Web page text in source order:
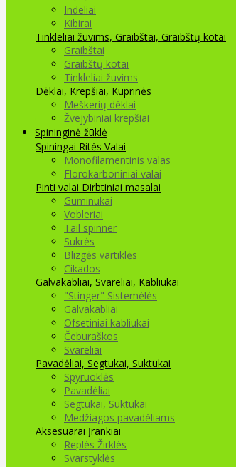
Indeliai
Kibirai
Tinkleliai žuvims, Graibštai, Graibštų kotai
Graibštai
Graibštų kotai
Tinkleliai žuvims
Dėklai, Krepšiai, Kuprinės
Meškerių dėklai
Žvejybiniai krepšiai
Spininginė žūklė
Spiningai Ritės Valai
Monofilamentinis valas
Florokarboniniai valai
Pinti valai Dirbtiniai masalai
Guminukai
Vobleriai
Tail spinner
Sukrės
Blizgės vartiklės
Cikados
Galvakabliai, Svareliai, Kabliukai
"Stinger" Sistemėlės
Galvakabliai
Ofsetiniai kabliukai
Čeburaškos
Svareliai
Pavadėliai, Segtukai, Suktukai
Spyruoklės
Pavadėliai
Segtukai, Suktukai
Medžiagos pavadėliams
Aksesuarai Įrankiai
Replės Žirklės
Svarstyklės